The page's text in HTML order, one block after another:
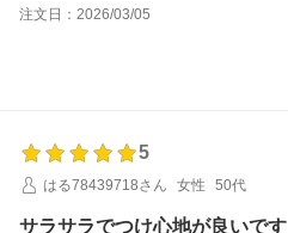
注文日：2026/03/05
5
はる78439718さん
女性 50代
サラサラでつけ心地が良いです